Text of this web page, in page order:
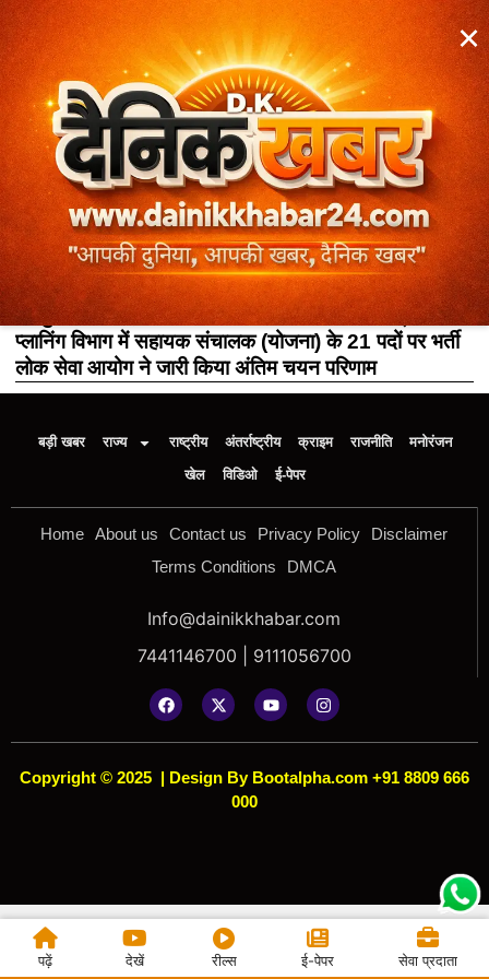
×
टॉप न्यूज़ राज्य-शहर अंतर्राष्ट्रीय स्पोर्ट्स खेल
Tag: सकारात्मक भर्ती
रायपुर: छत्तीसगढ़ बनने के बाद पहली बार टाउन एंड कंट्री
प्लानिंग विभाग में सहायक संचालक (योजना) के 21 पदों पर भर्ती
लोक सेवा आयोग ने जारी किया अंतिम चयन परिणाम
बड़ी खबर राज्य राष्ट्रीय अंतर्राष्ट्रीय क्राइम राजनीति
मनोरंजन
खेल
विडिओ ई-पेपर
Home About us Contact us Privacy Policy
Disclaimer
Terms Conditions
DMCA
Info@dainikkhabar.com
7441146700 | 9111056700
Copyright © 2025 | Design By Bootalpha.com +91 8809 666
000
पढ़ें देखें रील्स ई-पेपर सेवा प्रदाता